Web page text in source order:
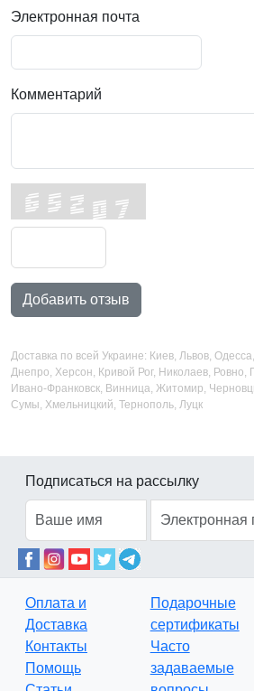
Электронная почта
Комментарий
Добавить отзыв
Доставка по всей Украине: Киев, Львов,
Днепро, Херсон, Кривой Рог, Николаев, Ровно,
Ивано-Франковск, Винница, Житомир,
Сумы, Хмельницкий, Тернополь, Луцк
Подписаться на рассылку
Оплата и
Доставка
Контакты
Помощь
Подарочные
сертификаты
Часто
задаваемые